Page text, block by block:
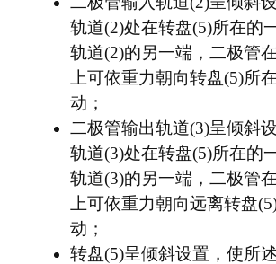
轨道(2)处在转盘(5)所在的
轨道(2)的另一端，二极管
上可依重力朝向转盘(5)所
动；
二极管输出轨道(3)呈倾斜
轨道(3)处在转盘(5)所在的
轨道(3)的另一端，二极管
上可依重力朝向远离转盘
动；
转盘(5)呈倾斜设置，使所